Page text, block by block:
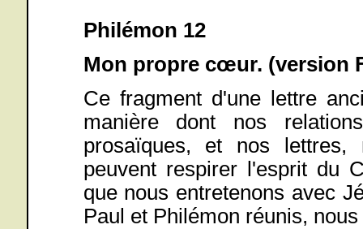
Philémon 12
Mon propre cœur. (version
Ce fragment d'une lettre
manière dont nos
prosaïques, et nos lettres,
peuvent respirer l'esprit du
que nous entretenons avec
Paul et Philémon réunis,